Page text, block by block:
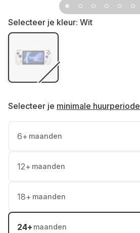
Selecteer je kleur: Wit
Selecteer je minimale huurperiode
6+ maanden
12+ maanden
18+ maanden
24+ maanden